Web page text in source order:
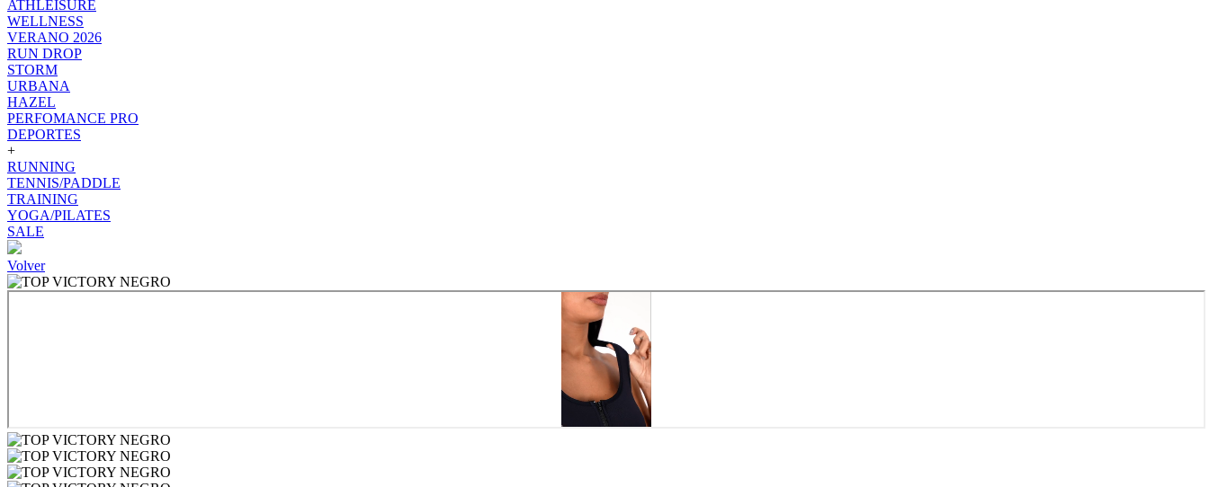
ATHLEISURE
WELLNESS
VERANO 2026
RUN DROP
STORM
URBANA
HAZEL
PERFOMANCE PRO
DEPORTES
+
RUNNING
TENNIS/PADDLE
TRAINING
YOGA/PILATES
SALE
Volver